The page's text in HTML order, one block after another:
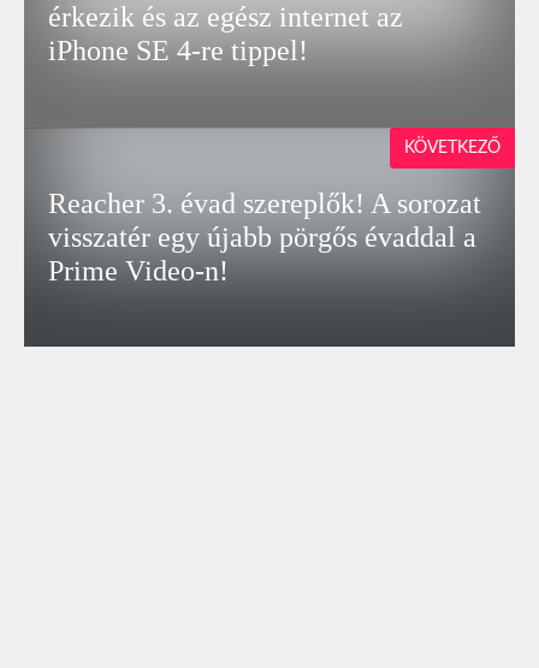
érkezik és az egész internet az
iPhone SE 4-re tippel!
Reacher 3. évad szereplők! A sorozat
visszatér egy újabb pörgős évaddal a
Prime Video-n!
KÖVETKEZŐ